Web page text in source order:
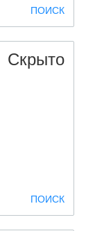
ПОИСК
Скрыто
ПОИСК